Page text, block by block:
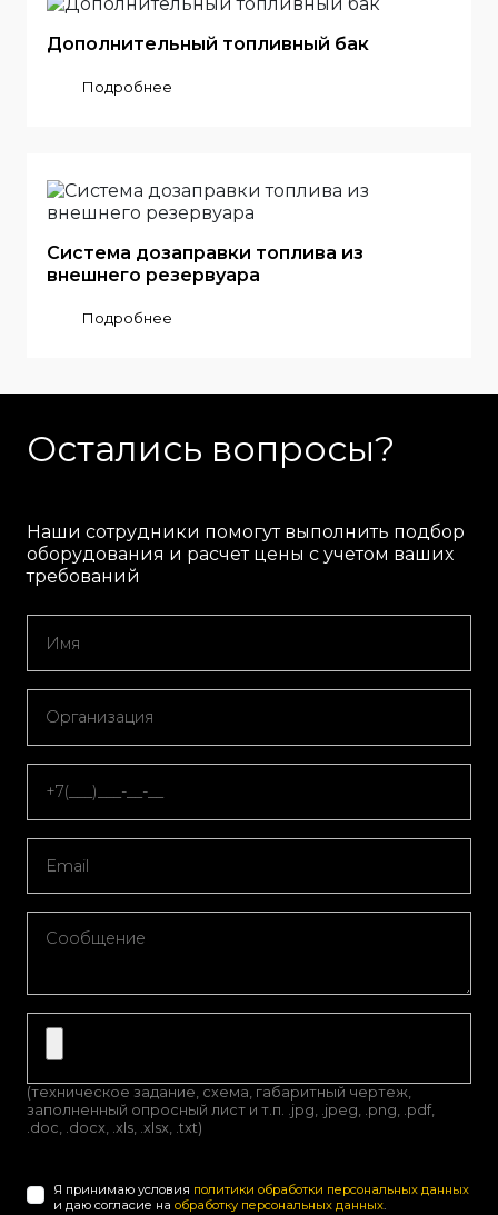
Дополнительный топливный бак
Подробнее
Система дозаправки топлива из
внешнего резервуара
Подробнее
Остались вопросы?
Наши сотрудники помогут выполнить подбор
оборудования и расчет цены с учетом ваших
требований
(техническое задание, схема, габаритный чертеж,
заполненный опросный лист и т.п. .jpg, .jpeg, .png, .pdf,
.doc, .docx, .xls, .xlsx, .txt)
Я принимаю условия политики обработки персональных данных
и даю согласие на обработку персональных данных.